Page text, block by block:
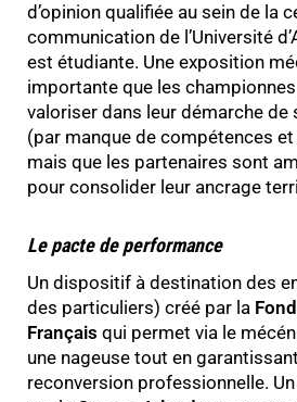
d’opinion qualifiée au sein de la
communication de l’Université
est étudiante. Une exposition
importante que les
valoriser dans leur démarche de
(par manque de compétences
mais que les partenaires sont
pour consolider leur ancrage
Le pacte de performance
Un dispositif à destination des
des particuliers) créé par la
Français qui permet via le
une nageuse tout en
reconversion professionnelle.